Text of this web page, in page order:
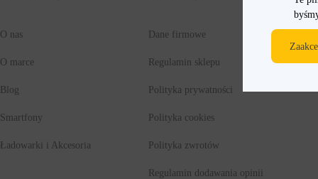
O nas
O marce
Blog
Smartfony
Ładowarki i Akcesoria
Dane firmowe
Regulamin sklepu
Polityka prywatności
Polityka cookies
Polityka zwrotów
Regulamin dodawania opinii